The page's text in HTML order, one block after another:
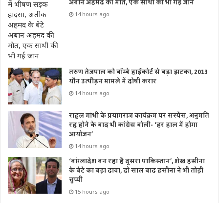
अबान अहमद की मौत, एक साथी की भी गई जान
14 hours ago
तरुण तेजपाल को बॉम्बे हाईकोर्ट से बड़ा झटका, 2013
यौन उत्पीड़न मामले में दोषी करार
14 hours ago
राहुल गांधी के प्रयागराज कार्यक्रम पर सस्पेंस, अनुमति
रद्द होने के बाद भी कांग्रेस बोली- ‘हर हाल में होगा
आयोजन’
14 hours ago
‘बांग्लादेश बन रहा है दूसरा पाकिस्तान’, शेख हसीना
के बेटे का बड़ा दावा, दो साल बाद हसीना ने भी तोड़ी
चुप्पी
15 hours ago